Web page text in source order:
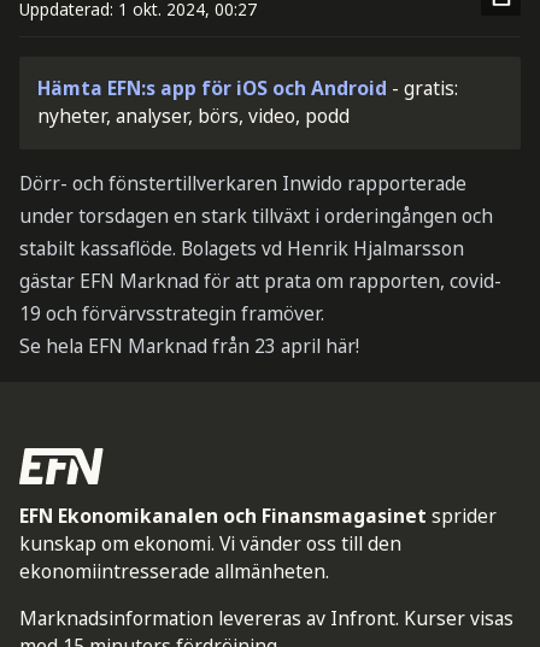
Uppdaterad: 1 okt. 2024, 00:27
Hämta EFN:s app för iOS och Android - gratis:
nyheter, analyser, börs, video, podd
Dörr- och fönstertillverkaren Inwido rapporterade
under torsdagen en stark tillväxt i orderingången och
stabilt kassaflöde. Bolagets vd Henrik Hjalmarsson
gästar EFN Marknad för att prata om rapporten, covid-
19 och förvärvsstrategin framöver.
Se hela EFN Marknad från 23 april här!
EFN Ekonomikanalen och Finansmagasinet sprider
kunskap om ekonomi. Vi vänder oss till den
ekonomiintresserade allmänheten.
Marknadsinformation levereras av Infront. Kurser visas